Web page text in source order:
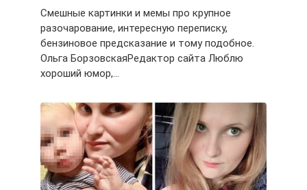
Смешные картинки и мемы про крупное
разочарование, интересную переписку,
бензиновое предсказание и тому подобное.
Ольга БорзовскаяРедактор сайта Люблю
хороший юмор,…